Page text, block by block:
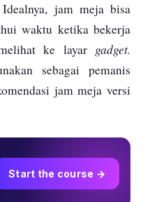
jam meja bisa
waktu ketika bekerja
ke layar gadget.
sebagai pemanis
jam meja versi
Start the course →